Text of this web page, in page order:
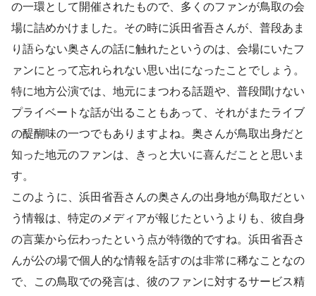
の一環として開催されたもので、多くのファンが鳥取の会
場に詰めかけました。その時に浜田省吾さんが、普段あま
り語らない奥さんの話に触れたというのは、会場にいたフ
ァンにとって忘れられない思い出になったことでしょう。
特に地方公演では、地元にまつわる話題や、普段聞けない
プライベートな話が出ることもあって、それがまたライブ
の醍醐味の一つでもありますよね。奥さんが鳥取出身だと
知った地元のファンは、きっと大いに喜んだことと思いま
す。
このように、浜田省吾さんの奥さんの出身地が鳥取だとい
う情報は、特定のメディアが報じたというよりも、彼自身
の言葉から伝わったという点が特徴的ですね。浜田省吾さ
んが公の場で個人的な情報を話すのは非常に稀なことなの
で、この鳥取での発言は、彼のファンに対するサービス精